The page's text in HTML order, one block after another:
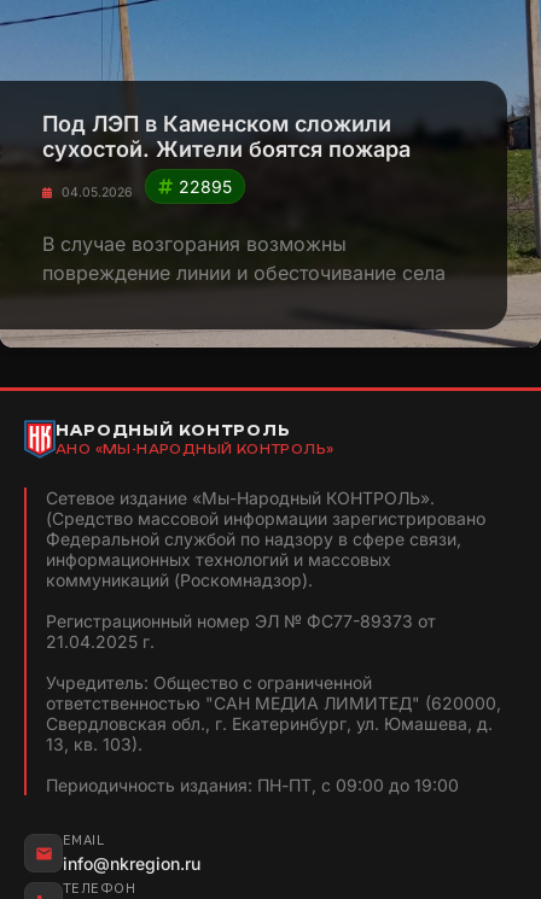
Под ЛЭП в Каменском сложили
сухостой. Жители боятся пожара
04.05.2026 22895
В случае возгорания возможны
повреждение линии и обесточивание села
НАРОДНЫЙ КОНТРОЛЬ
АНО «МЫ-НАРОДНЫЙ КОНТРОЛЬ»
Сетевое издание «Мы-Народный КОНТРОЛЬ».
(Средство массовой информации зарегистрировано
Федеральной службой по надзору в сфере связи,
информационных технологий и массовых
коммуникаций (Роскомнадзор).
Регистрационный номер ЭЛ № ФС77-89373 от
21.04.2025 г.
Учредитель: Общество с ограниченной
ответственностью "САН МЕДИА ЛИМИТЕД" (620000,
Свердловская обл., г. Екатеринбург, ул. Юмашева, д.
13, кв. 103).
Периодичность издания: ПН-ПТ, с 09:00 до 19:00
EMAIL
info@nkregion.ru
ТЕЛЕФОН